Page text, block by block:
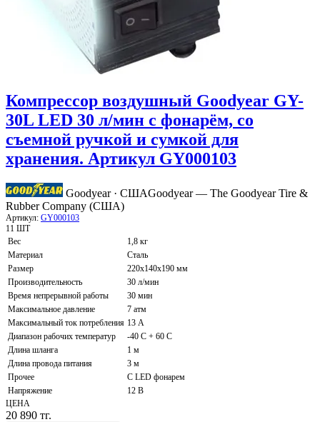
Компрессор воздушный Goodyear GY-
30L LED 30 л/мин с фонарём, со
съемной ручкой и сумкой для
хранения. Артикул GY000103
Goodyear · СШАGoodyear — The Goodyear Tire &
Rubber Company (США)
Артикул: GY000103
11 ШТ
Вес
1,8 кг
Материал
Сталь
Размер
220х140х190 мм
Производительность
30 л/мин
Время непрерывной работы
30 мин
Максимальное давление
7 атм
Максимальный ток потребления 13 А
Диапазон рабочих температур
-40 C + 60 C
Длина шланга
1 м
Длина провода питания
3 м
Прочее
С LED фонарем
Напряжение
12 В
ЦЕНА
20 890 тг.